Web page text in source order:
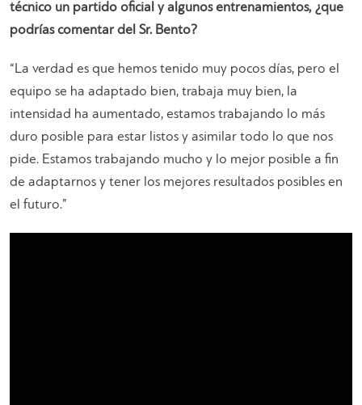
técnico un partido oficial y algunos entrenamientos, ¿que
podrías comentar del Sr. Bento?
“La verdad es que hemos tenido muy pocos días, pero el
equipo se ha adaptado bien, trabaja muy bien, la
intensidad ha aumentado, estamos trabajando lo más
duro posible para estar listos y asimilar todo lo que nos
pide. Estamos trabajando mucho y lo mejor posible a fin
de adaptarnos y tener los mejores resultados posibles en
el futuro.”